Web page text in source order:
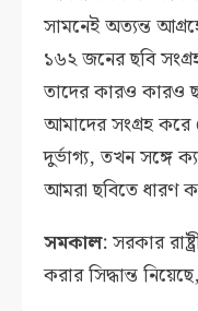
সামনেই অত্যন্ত
১৬২ জনের ছবি
তাদের কারও কারও
আমাদের সংগ্রহ
দুর্ভাগ্য, তখন সঙ্গে
আমরা ছবিতে ধারণ
সমকাল: সরকার
করার সিদ্ধান্ত